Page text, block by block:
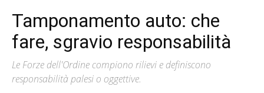
Tamponamento auto: che
fare, sgravio responsabilità
Le Forze dell'Ordine compiono rilievi e definiscono
responsabilità palesi o oggettive.